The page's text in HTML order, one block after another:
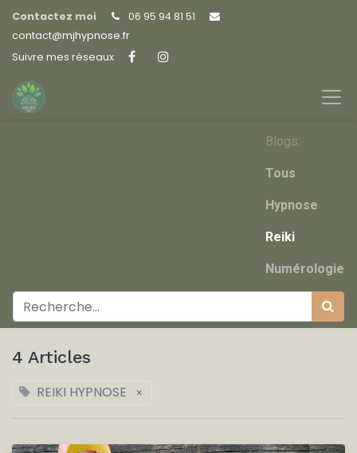
Contactez moi
06 95 94 81 51
contact@mjhypnose.fr
Suivre mes réseaux
Blogs:
Tous
Hypnose
Reiki
Numérologie
4 Articles
REIKI HYPNOSE ×